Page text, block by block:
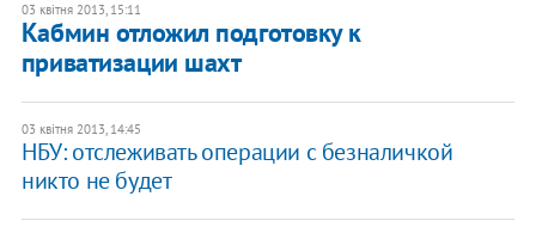
03 квітня 2013, 15:11
Кабмин отложил подготовку к
приватизации шахт
03 квітня 2013, 14:45
НБУ: отслеживать операции с безналичкой
никто не будет